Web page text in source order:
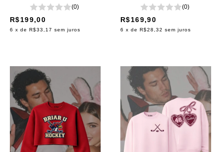
(0)
R$199,00
6 x de R$33,17 sem juros
(0)
R$169,90
6 x de R$28,32 sem juros